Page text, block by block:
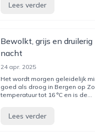
Lees verder
Bewolkt, grijs en
nacht
24 apr. 2025
Het wordt morgen geleidelijk
goed als droog in Bergen op
temperatuur tot 16 °C en is de...
Lees verder